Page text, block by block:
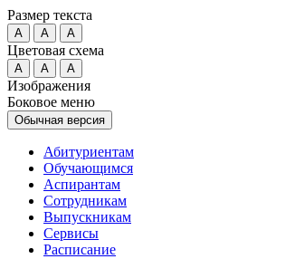
Размер текста
A A A
Цветовая схема
A A A
Изображения
Боковое меню
Обычная версия
Абитуриентам
Обучающимся
Аспирантам
Сотрудникам
Выпускникам
Сервисы
Расписание